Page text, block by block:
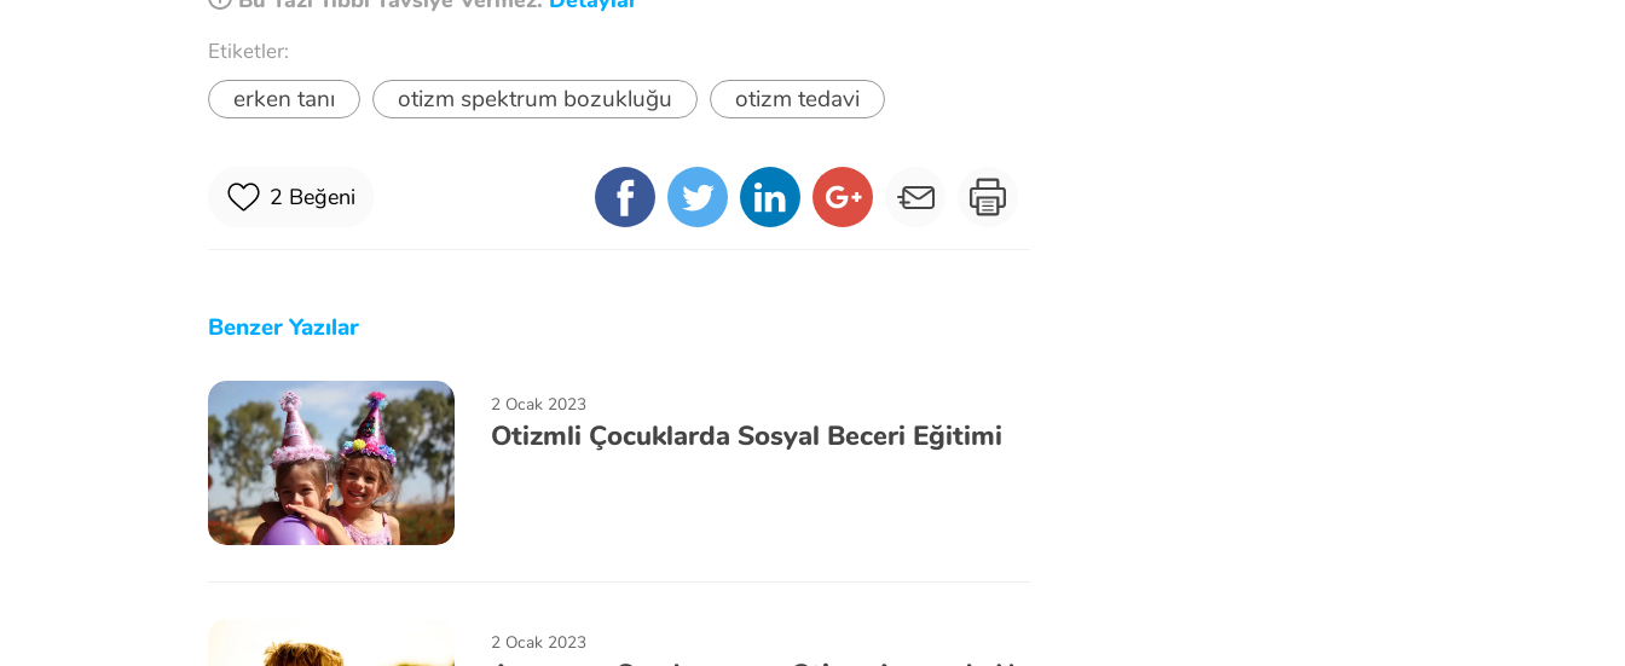
Etiketler:
erken tanı otizm spektrum bozukluğu otizm tedavi
2 Beğeni
Benzer Yazılar
2 Ocak 2023
Otizmli Çocuklarda Sosyal Beceri Eğitimi
2 Ocak 2023